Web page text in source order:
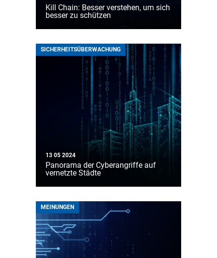
Kill Chain: Besser verstehen, um sich
besser zu schützen
SICHERHEITSÜBERWACHUNG
13 05 2024
Panorama der Cyberangriffe auf
vernetzte Städte
MEINUNGEN